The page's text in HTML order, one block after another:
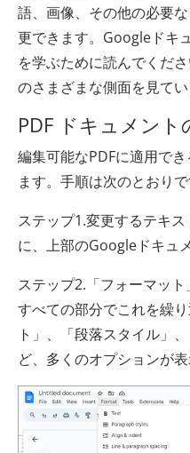
語、画像、その他の必要
更できます。Googleドキ
を学ぶために読んでくだ
のさまざまな側面を見てい
PDF ドキュメント
編集可能なPDFに適用で
ます。手順は次のとおりで
ステップ1.変更するテキ
に、上部のGoogleドキュ
ステップ2.「フォーマッ
すべての部分でこれを繰
ト」、「段落スタイル」
ど、多くのオプションが表